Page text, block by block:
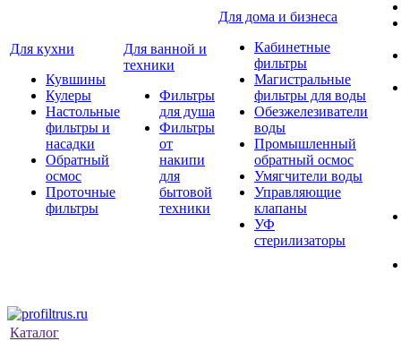
Для кухни
Кувшины
Кулеры
Настольные
фильтры и
насадки
Обратный
осмос
Проточные
фильтры
Для ванной и
техники
Фильтры
для душа
Фильтры
от
накипи
для
бытовой
техники
Для дома и бизнеса
Кабинетные
фильтры
Магистральные
фильтры для воды
Обезжелезиватели
воды
Промышленный
обратный осмос
Умягчители воды
Управляющие
клапаны
УФ
стерилизаторы
Каталог